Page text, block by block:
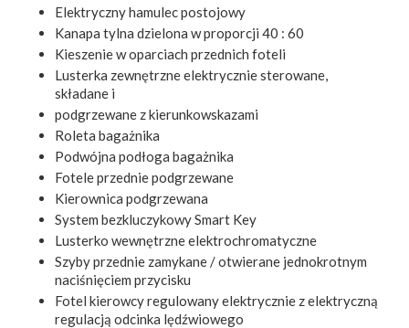
Elektryczny hamulec postojowy
Kanapa tylna dzielona w proporcji 40 : 60
Kieszenie w oparciach przednich foteli
Lusterka zewnętrzne elektrycznie sterowane,
składane i
podgrzewane z kierunkowskazami
Roleta bagażnika
Podwójna podłoga bagażnika
Fotele przednie podgrzewane
Kierownica podgrzewana
System bezkluczykowy Smart Key
Lusterko wewnętrzne elektrochromatyczne
Szyby przednie zamykane / otwierane jednokrotnym
naciśnięciem przycisku
Fotel kierowcy regulowany elektrycznie z elektryczną
regulacją odcinka lędźwiowego